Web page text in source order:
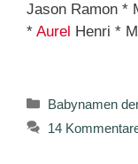
Jason Ramon *
* Aurel Henri *
Kategorien
Babynamen
14